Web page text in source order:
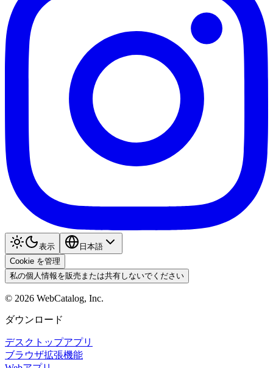
表示
日本語
Cookie を管理
私の個人情報を販売または共有しないでください
© 2026 WebCatalog, Inc.
ダウンロード
デスクトップアプリ
ブラウザ拡張機能